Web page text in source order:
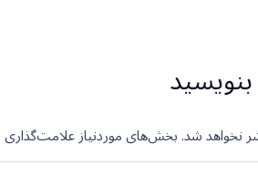
نخواهد شد.بخش‌های موردنیاز